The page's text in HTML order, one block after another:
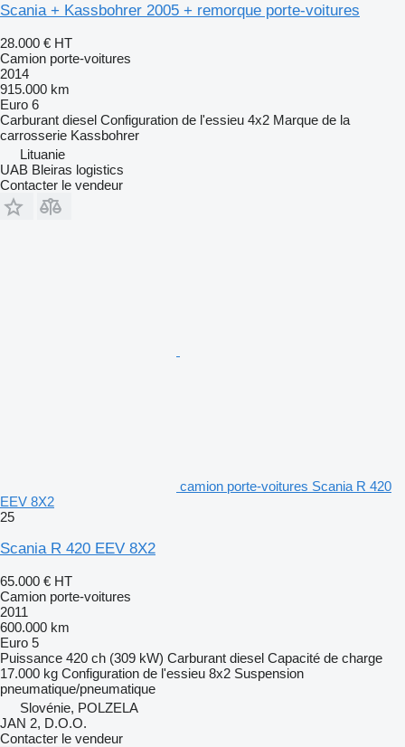
Scania + Kassbohrer 2005 + remorque porte-voitures
28.000 € HT
Camion porte-voitures
2014
915.000 km
Euro 6
Carburant diesel Configuration de l'essieu 4x2 Marque de la
carrosserie Kassbohrer
Lituanie
UAB Bleiras logistics
Contacter le vendeur
camion porte-voitures Scania R 420
EEV 8X2
25
Scania R 420 EEV 8X2
65.000 € HT
Camion porte-voitures
2011
600.000 km
Euro 5
Puissance 420 ch (309 kW) Carburant diesel Capacité de charge
17.000 kg Configuration de l'essieu 8x2 Suspension
pneumatique/pneumatique
Slovénie, POLZELA
JAN 2, D.O.O.
Contacter le vendeur